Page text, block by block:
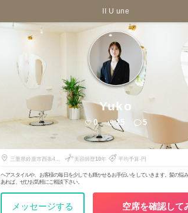
II U une
Yuko
0 15 5
三重県鈴鹿市西条4丁
美容師歴10年 平均予算-円
ヘアスタイルや、お客様の毎日を少しでも輝かせるお手伝いをしていきます。髪の悩
あれば、ぜひお気軽にご相談下さい。
メッセージする 空席を確認して